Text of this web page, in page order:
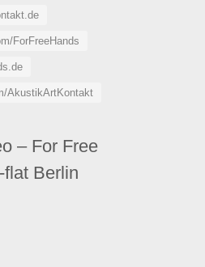
ForFreeHands
AkustikArtKontakt
– For Free
Berlin